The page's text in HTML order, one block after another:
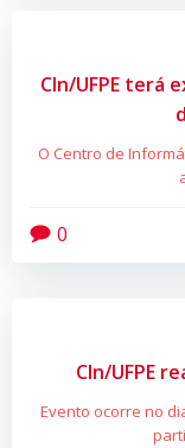
CIn/UFPE terá
O Centro de
0
CIn/UFPE
Evento ocorre no